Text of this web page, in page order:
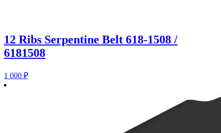
12 Ribs Serpentine Belt 618-1508 /
6181508
1 000 ₽